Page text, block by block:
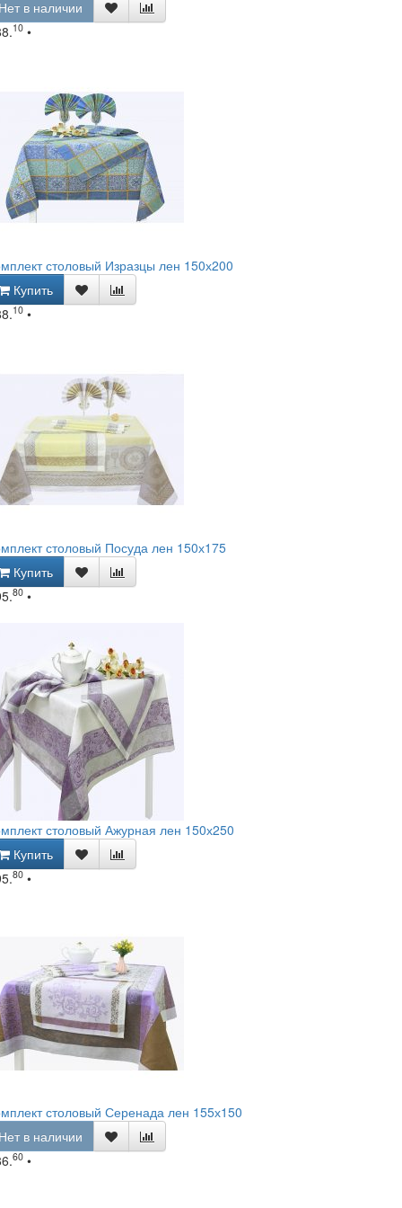
в наличии
10 •
столовый Изразцы лен 150х200
Купить
10 •
столовый Посуда лен 150х175
Купить
80 •
столовый Ажурная лен 150х250
Купить
80 •
столовый Серенада лен 155х150
в наличии
60 •